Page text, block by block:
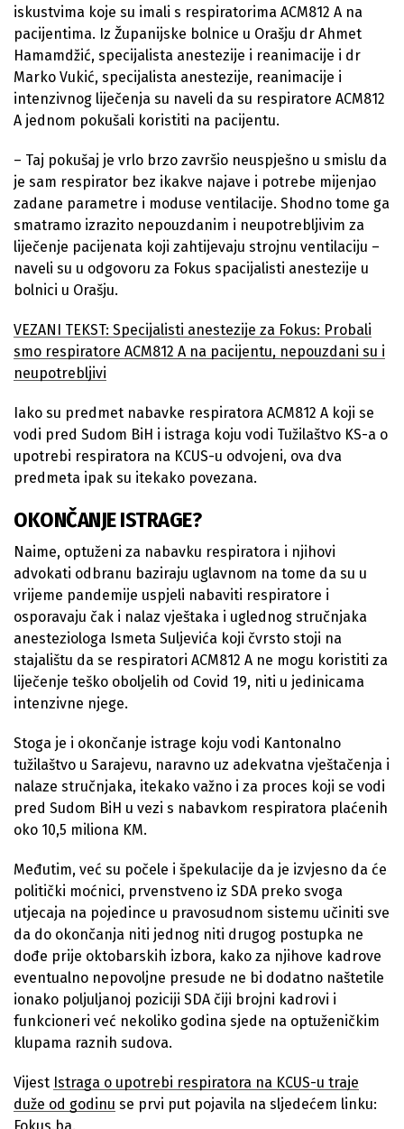
iskustvima koje su imali s respiratorima ACM812 A na
pacijentima. Iz Županijske bolnice u Orašju dr Ahmet
Hamamdžić, specijalista anestezije i reanimacije i dr
Marko Vukić, specijalista anestezije, reanimacije i
intenzivnog liječenja su naveli da su respiratore ACM812
A jednom pokušali koristiti na pacijentu.
– Taj pokušaj je vrlo brzo završio neuspješno u smislu da
je sam respirator bez ikakve najave i potrebe mijenjao
zadane parametre i moduse ventilacije. Shodno tome ga
smatramo izrazito nepouzdanim i neupotrebljivim za
liječenje pacijenata koji zahtijevaju strojnu ventilaciju –
naveli su u odgovoru za Fokus spacijalisti anestezije u
bolnici u Orašju.
VEZANI TEKST: Specijalisti anestezije za Fokus: Probali
smo respiratore ACM812 A na pacijentu, nepouzdani su i
neupotrebljivi
Iako su predmet nabavke respiratora ACM812 A koji se
vodi pred Sudom BiH i istraga koju vodi Tužilaštvo KS-a o
upotrebi respiratora na KCUS-u odvojeni, ova dva
predmeta ipak su itekako povezana.
OKONČANJE ISTRAGE?
Naime, optuženi za nabavku respiratora i njihovi
advokati odbranu baziraju uglavnom na tome da su u
vrijeme pandemije uspjeli nabaviti respiratore i
osporavaju čak i nalaz vještaka i uglednog stručnjaka
anesteziologa Ismeta Suljevića koji čvrsto stoji na
stajalištu da se respiratori ACM812 A ne mogu koristiti za
liječenje teško oboljelih od Covid 19, niti u jedinicama
intenzivne njege.
Stoga je i okončanje istrage koju vodi Kantonalno
tužilaštvo u Sarajevu, naravno uz adekvatna vještačenja i
nalaze stručnjaka, itekako važno i za proces koji se vodi
pred Sudom BiH u vezi s nabavkom respiratora plaćenih
oko 10,5 miliona KM.
Međutim, već su počele i špekulacije da je izvjesno da će
politički moćnici, prvenstveno iz SDA preko svoga
utjecaja na pojedince u pravosudnom sistemu učiniti sve
da do okončanja niti jednog niti drugog postupka ne
dođe prije oktobarskih izbora, kako za njihove kadrove
eventualno nepovoljne presude ne bi dodatno naštetile
ionako poljuljanoj poziciji SDA čiji brojni kadrovi i
funkcioneri već nekoliko godina sjede na optuženičkim
klupama raznih sudova.
Vijest Istraga o upotrebi respiratora na KCUS-u traje
duže od godinu se prvi put pojavila na sljedećem linku: